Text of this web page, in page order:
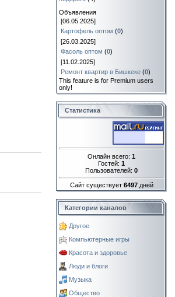
Объявления
[06.05.2025]
Картофель оптом (0)
[26.03.2025]
Фасоль оптом (0)
[11.02.2025]
Ремонт квартир в Бишкеке (0)
This feature is for Premium users
only!
Статистика
Онлайн всего: 1
Гостей: 1
Пользователей: 0
Сайт существует 6497дней
Категории каналов
Другое
Компьютерные игры
Красота и здоровье
Люди и блоги
Музыка
Общество